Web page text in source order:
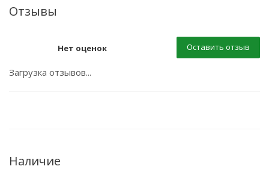
Отзывы
Нет оценок Оставить отзыв
Загрузка отзывов...
Наличие